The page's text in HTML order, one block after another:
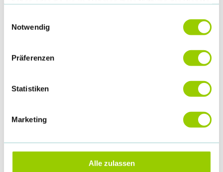
Notwendig
Präferenzen
Statistiken
Marketing
Alle zulassen
Referierende:
referenten@gesundheitskongress.de)
Ausstellung (analog und digital):
Benjamin Kutsche ( aussteller@gesundheitskongress.de
info@gesundheitskongress.de